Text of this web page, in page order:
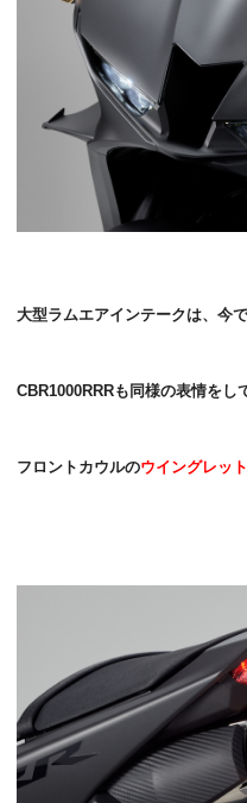
大型ラムエアインテークは、今
CBR1000RRRも同様の表情をし
フロントカウルのウイングレット